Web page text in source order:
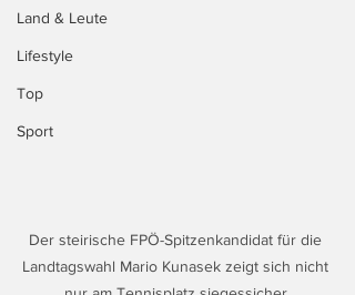
Land & Leute
Lifestyle
Top
Sport
Der steirische FPÖ-Spitzenkandidat für die
Landtagswahl Mario Kunasek zeigt sich nicht